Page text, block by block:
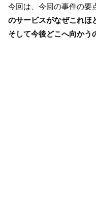
今回は、今回の事件の要
のサービスがなぜこれほ
そして今後どこへ向かう